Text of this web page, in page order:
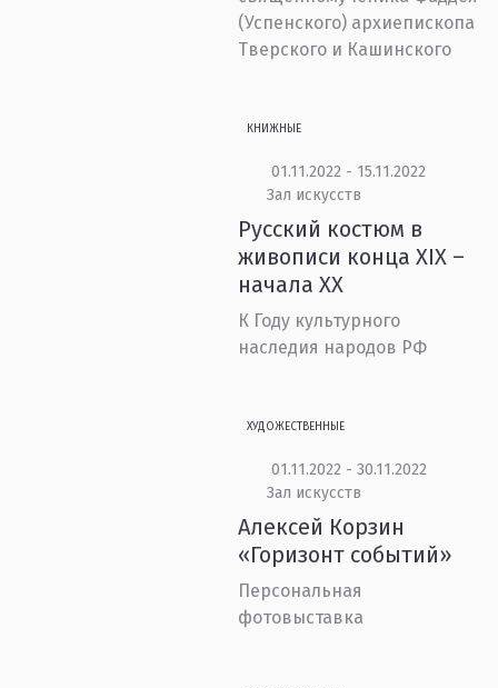
(Успенского) архиепископа
Тверского и Кашинского
КНИЖНЫЕ
01.11.2022 - 15.11.2022
Зал искусств
Русский костюм в
живописи конца XIX –
начала XX
К Году культурного
наследия народов РФ
ХУДОЖЕСТВЕННЫЕ
01.11.2022 - 30.11.2022
Зал искусств
Алексей Корзин
«Горизонт событий»
Персональная
фотовыставка